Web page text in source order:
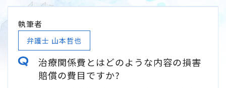
解決までの流れ
事務所紹介
執筆者
弁護士 山本哲也
治療関係費とはどのような内容の損害
賠償の費目ですか?